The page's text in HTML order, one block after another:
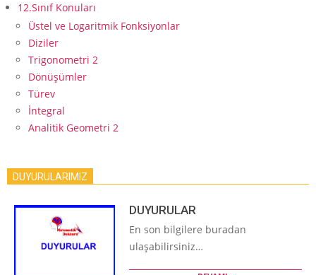
12.Sınıf Konuları
Üstel ve Logaritmik Fonksiyonlar
Diziler
Trigonometri 2
Dönüşümler
Türev
İntegral
Analitik Geometri 2
DUYURULARIMIZ
DUYURULAR
En son bilgilere buradan
ulaşabilirsiniz…